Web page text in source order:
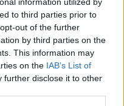
to third parties prior to
out of the further
by third parties on the
This information may
on the IAB’s List of
further disclose it to other
csak a teljes
( Aldo)
Alicet nem láttam,
Pikeot
de nem akarom,
magáról, hogy Oscar